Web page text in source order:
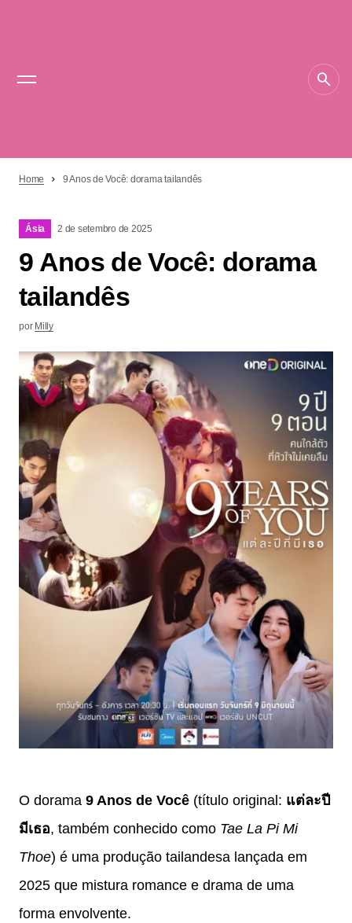
Home 9 Anos de Você: dorama tailandês
Ásia 2 de setembro de 2025
9 Anos de Você: dorama
tailandês
por Milly
O dorama 9 Anos de Você (título original: แต่ละปี
มีเธอ, também conhecido como Tae La Pi Mi
Thoe) é uma produção tailandesa lançada em
2025 que mistura romance e drama de uma
forma envolvente.